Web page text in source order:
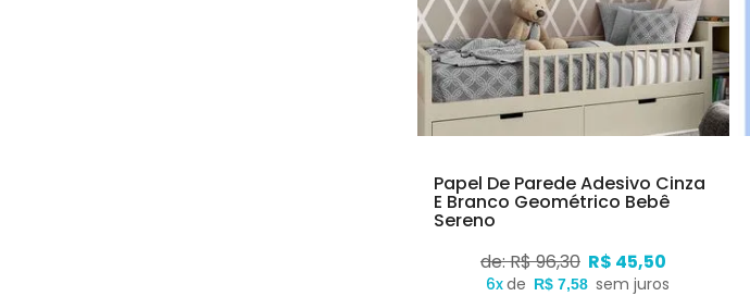
Papel De Parede Adesivo Cinza
E Branco Geométrico Bebê
Sereno
de: R$ 96,30 R$ 45,50
6xde R$ 7,58 sem juros